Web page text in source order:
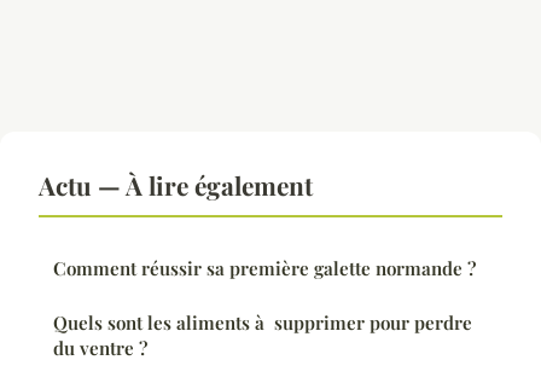
Actu — À lire également
Comment réussir sa première galette normande ?
Quels sont les aliments à supprimer pour perdre
du ventre ?